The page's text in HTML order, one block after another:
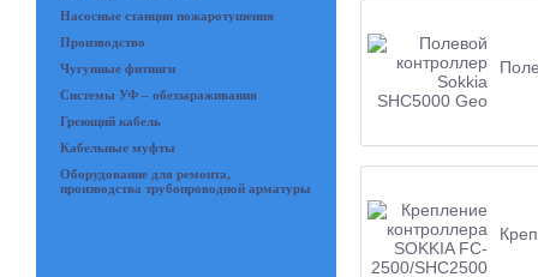
Насосные станции пожаротушения
Производство
Чугунные фитинги
Системы УФ – обеззараживания
Греющий кабель
Кабельные муфты
Оборудование для ремонта,
производства трубопроводной арматуры